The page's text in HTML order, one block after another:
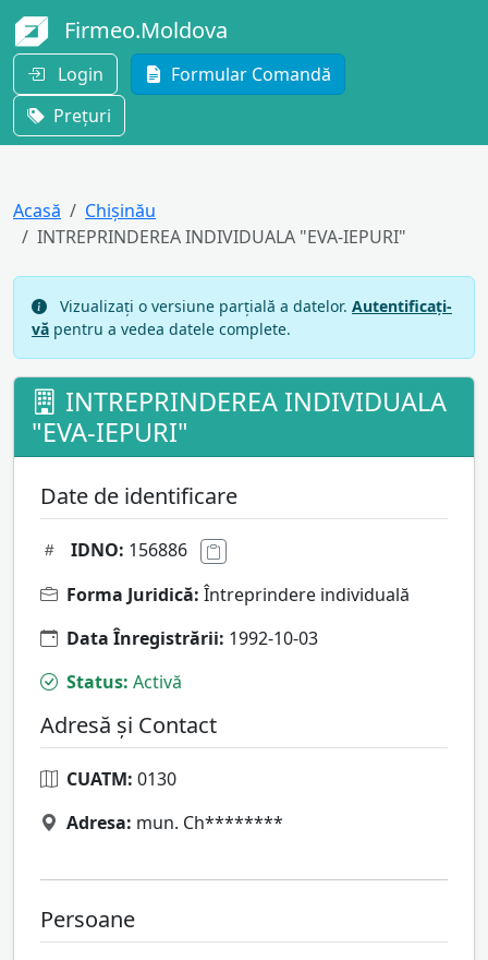
Firmeo.Moldova
Login
Formular Comandă
Prețuri
Acasă
Chișinău
INTREPRINDEREA INDIVIDUALA "EVA-IEPURI"
Vizualizați o versiune parțială a datelor. Autentificați-
vă pentru a vedea datele complete.
INTREPRINDEREA INDIVIDUALA
"EVA-IEPURI"
Date de identificare
IDNO: 156886
Forma Juridică: Întreprindere individuală
Data Înregistrării: 1992-10-03
Status: Activă
Adresă și Contact
CUATM: 0130
Adresa: mun. Ch********
Persoane